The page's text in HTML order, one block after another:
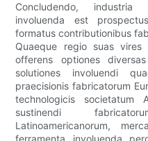
Concludendo, industria
involuenda est
formatus contributionibus
Quaeque regio suas
offerens optiones
solutiones involuendi
praecisionis fabricatorum
technologicis societatum
sustinendi
Latinoamericanorum,